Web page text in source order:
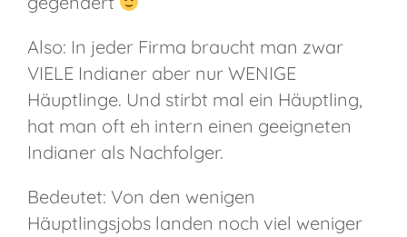
Also: In jeder Firma braucht man zwar
VIELE Indianer aber nur WENIGE
Häuptlinge. Und stirbt mal ein Häuptling,
hat man oft eh intern einen geeigneten
Indianer als Nachfolger.
Bedeutet: Von den wenigen
Häuptlingsjobs landen noch viel weniger